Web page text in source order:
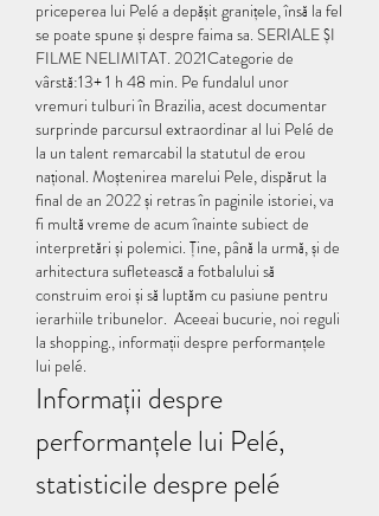
priceperea lui Pelé a depășit granițele, însă la fel
se poate spune și despre faima sa. SERIALE ȘI
FILME NELIMITAT. 2021Categorie de
vârstă:13+ 1 h 48 min. Pe fundalul unor
vremuri tulburi în Brazilia, acest documentar
surprinde parcursul extraordinar al lui Pelé de
la un talent remarcabil la statutul de erou
național. Moștenirea marelui Pele, dispărut la
final de an 2022 și retras în paginile istoriei, va
fi multă vreme de acum înainte subiect de
interpretări și polemici. Ține, până la urmă, și de
arhitectura sufletească a fotbalului să
construim eroi și să luptăm cu pasiune pentru
ierarhiile tribunelor.  Aceeai bucurie, noi reguli
la shopping., informații despre performanțele
lui pelé.
Informații despre
performanțele lui Pelé,
statisticile despre pelé